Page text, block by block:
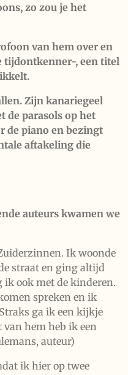
zo zou je het
van hem over en
tijdontkenner-, een titel
Zijn kanariegeel
de parasols op het
de piano en bezingt
aftakeling die
auteurs kwamen we
Ik woonde
straat en ging altijd
ook met de kinderen.
spreken en ik
ga ik een kijkje
hem heb ik een
auteur)
ik hier op twee